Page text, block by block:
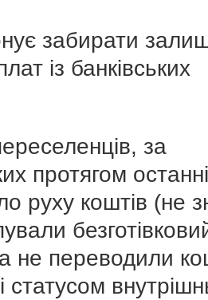
забирати
із банківських
за
протягом
руху коштів (не
не переводили
статусом